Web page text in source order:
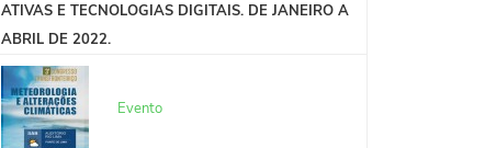
ATIVAS E TECNOLOGIAS DIGITAIS. DE JANEIRO A
ABRIL DE 2022.
Evento